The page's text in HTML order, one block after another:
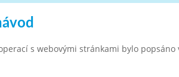
s webovými stránkami bylo